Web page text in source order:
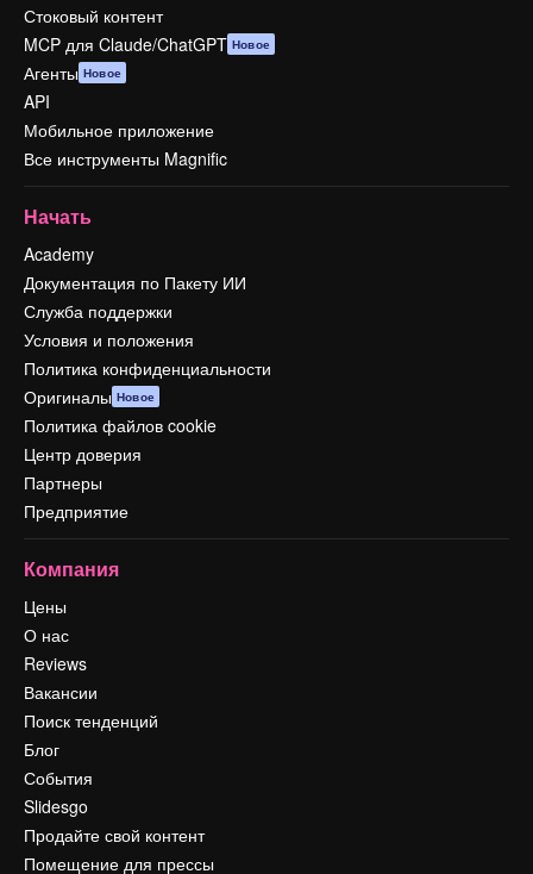
Стоковый контент
MCP для Claude/ChatGPT Новое
Агенты Новое
API
Мобильное приложение
Все инструменты Magnific
Начать
Academy
Документация по Пакету ИИ
Служба поддержки
Условия и положения
Политика конфиденциальности
Оригиналы Новое
Политика файлов cookie
Центр доверия
Партнеры
Предприятие
Компания
Цены
О нас
Reviews
Вакансии
Поиск тенденций
Блог
События
Slidesgo
Продайте свой контент
Помещение для прессы